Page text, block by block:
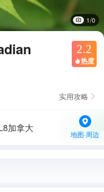
1/0
2.2
 热度
实用攻略 
加拿大
地图·周边